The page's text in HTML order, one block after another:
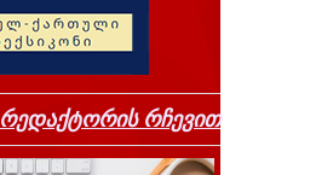
რედაქტორის რჩევით